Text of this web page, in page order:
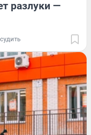
разлуки —